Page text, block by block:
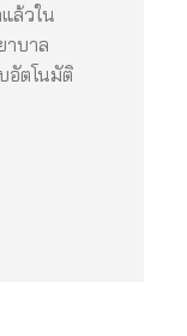
ล้วใน
าบาล
อัตโนมัติ